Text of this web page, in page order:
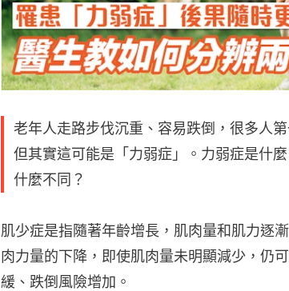
老年人走路步伐沉重、容易跌倒，很多人
但其實這可能是「力弱症」。力弱症是什
什麼不同？
肌少症是指隨著年齡增長，肌肉量和肌力逐
肉力量的下降，即使肌肉量未明顯減少，仍
緩、跌倒風險增加。